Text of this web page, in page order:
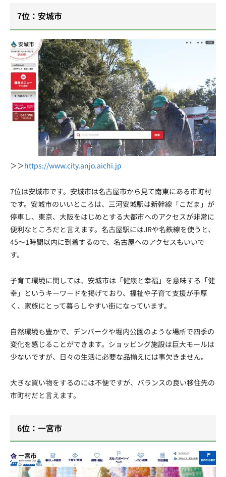
7位：安城市
＞＞https://www.city.anjo.aichi.jp
7位は安城市です。安城市は名古屋市から見て南東にある市町村
です。安城市のいいところは、三河安城駅は新幹線「こだま」が
停車し、東京、大阪をはじめとする大都市へのアクセスが非常に
便利なところだと言えます。名古屋駅にはJRや名鉄線を使うと、
45〜1時間以内に到着するので、名古屋へのアクセスもいいで
す。
子育て環境に関しては、安城市は「健康と幸福」を意味する「健
幸」というキーワードを掲げており、福祉や子育て支援が手厚
く、家族にとって暮らしやすい街になっています。
自然環境も豊かで、デンパークや堀内公園のような場所で四季の
変化を感じることができます。ショッピング施設は巨大モールは
少ないですが、日々の生活に必要な品揃えには事欠きません。
大きな買い物をするのには不便ですが、バランスの良い移住先の
市町村だと言えます。
6位：一宮市